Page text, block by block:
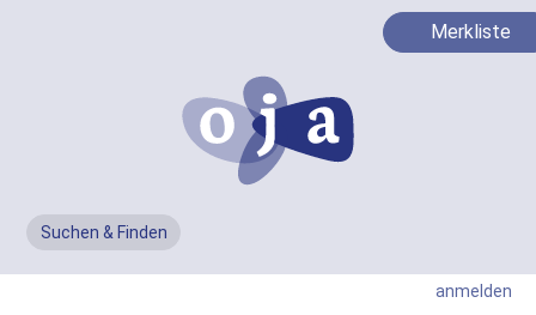
Suchen & Finden
Merkliste
anmelden